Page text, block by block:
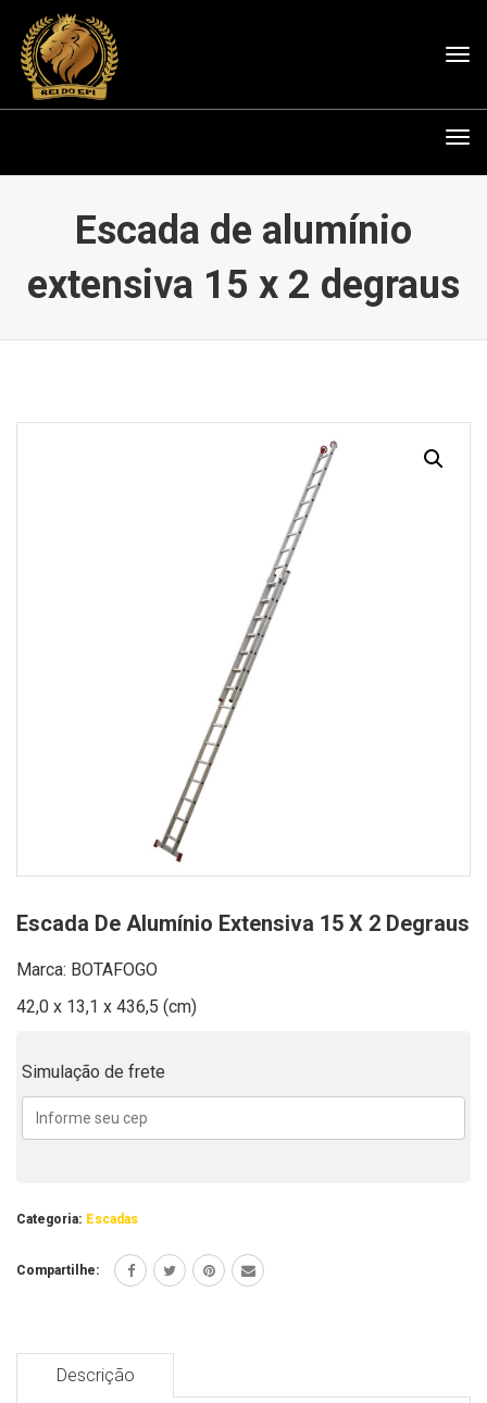
Escada de alumínio
extensiva 15 x 2 degraus
Escada De Alumínio Extensiva 15 X 2 Degraus
Marca: BOTAFOGO
42,0 x 13,1 x 436,5 (cm)
Simulação de frete
Categoria: Escadas
Compartilhe:
Descrição